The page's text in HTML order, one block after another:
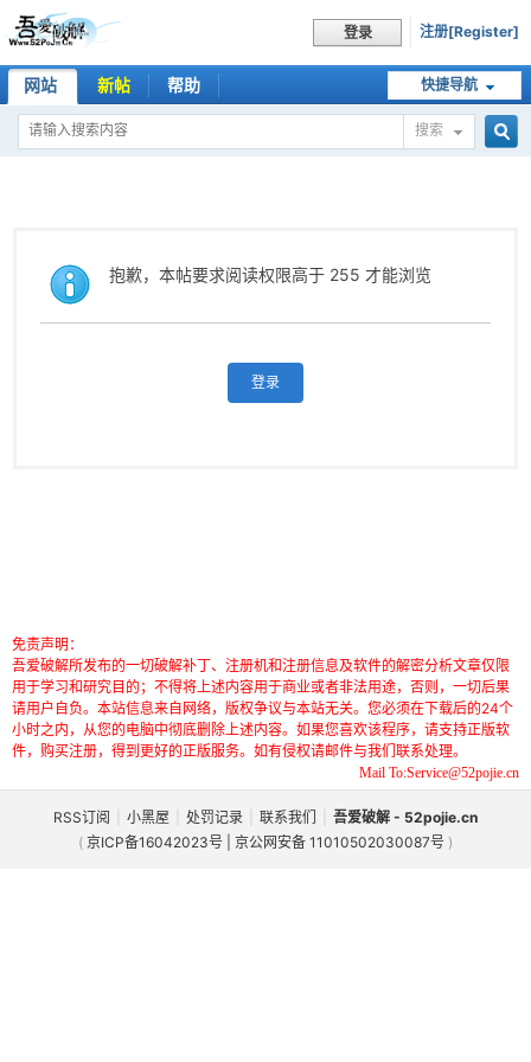
登录 注册[Register]
快捷导航
网站 新帖 帮助
搜索
抱歉，本帖要求阅读权限高于 255 才能浏览
登录
免责声明：
吾爱破解所发布的一切破解补丁、注册机和注册信息及软件的解密分析文章仅限
用于学习和研究目的；不得将上述内容用于商业或者非法用途，否则，一切后果
请用户自负。本站信息来自网络，版权争议与本站无关。您必须在下载后的24个
小时之内，从您的电脑中彻底删除上述内容。如果您喜欢该程序，请支持正版软
件，购买注册，得到更好的正版服务。如有侵权请邮件与我们联系处理。
Mail To:Service@52pojie.cn
RSS订阅 小黑屋 处罚记录 联系我们
吾爱破解 - 52pojie.cn
( 京ICP备16042023号 | 京公网安备 11010502030087号 )